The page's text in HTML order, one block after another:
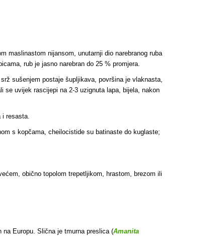
maslinastom nijansom, unutarnji dio narebranog ruba
, rub je jasno narebran do 25 % promjera.
sušenjem postaje šupljikava, površina je vlaknasta,
uvijek rascijepi na 2-3 uzignuta lapa, bijela, nakon
resasta.
s kopčama, cheilocistide su batinaste do kuglaste;
obično topolom trepetljikom, hrastom, brezom ili
Europu. Slična je tmurna preslica (Amanita